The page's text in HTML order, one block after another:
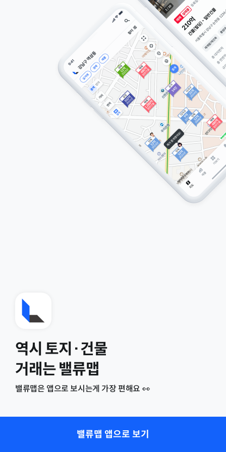
역시 토지·건물
거래는 밸류맵
밸류맵은 앱으로 보시는게 가장 편해요 👀
밸류맵 앱으로 보기